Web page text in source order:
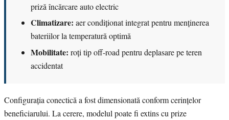
priză încărcare auto electric
Climatizare: aer condiționat integrat pentru menținerea
bateriilor la temperatură optimă
Mobilitate: roți tip off-road pentru deplasare pe teren
accidentat
Configurația conectică a fost dimensionată conform cerințelor
beneficiarului. La cerere, modelul poate fi extins cu prize